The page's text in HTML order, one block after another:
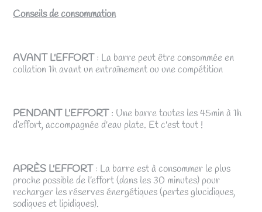
Conseils de consommation
AVANT L'EFFORT: La barre peut être consommée en
collation 1h avant un entraînement ou une compétition
PENDANT L'EFFORT: Une barre toutes les 45min à 1h
d’effort, accompagnée d'eau plate. Et c'est tout !
APRÈS L'EFFORT: La barre est à consommer le plus
proche possible de l’effort (dans les 30 minutes) pour
recharger les réserves énergétiques (pertes glucidiques,
sodiques et lipidiques).